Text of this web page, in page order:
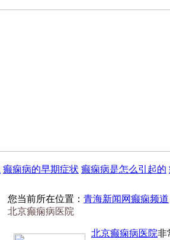
癫痫病的早期症状 癫痫病是怎么引起的
您当前所在位置： 青海新闻网癫痫频道
北京癫痫病医院
北京癫痫病医院非